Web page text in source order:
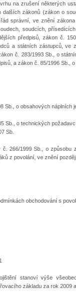
na zrušení některých
zákonů (zákon o
správní, ve znění
soudcích,
předpisů, zákon č.
a státních zástupců, ve
č. 283/1993 Sb., o
a zákon č. 85/1996 Sb.,
Sb., o obsahových náplních
Sb., o technických
Sb.
266/1999 Sb., o způsobu
z povolání, ve znění
obchodování s
stanoví výše
základu za rok